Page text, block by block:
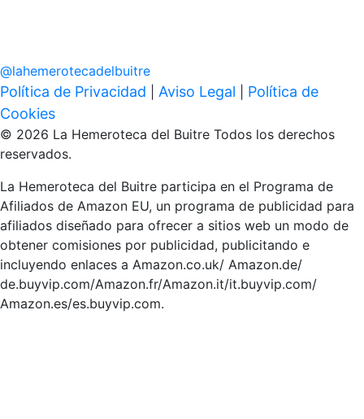
@lahemerotecadelbuitre
Política de Privacidad Aviso Legal
Política de
Cookies
© 2026 La Hemeroteca del Buitre Todos los derechos
reservados.
La Hemeroteca del Buitre participa en el Programa de
Afiliados de Amazon EU, un programa de publicidad para
afiliados diseñado para ofrecer a sitios web un modo de
obtener comisiones por publicidad, publicitando e
incluyendo enlaces a Amazon.co.uk/ Amazon.de/
de.buyvip.com/Amazon.fr/Amazon.it/it.buyvip.com/
Amazon.es/es.buyvip.com.